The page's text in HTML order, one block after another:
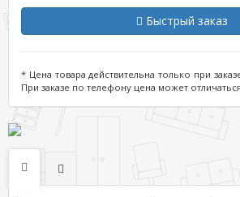
Быстрый заказ
* Цена товара действительна только при
При заказе по телефону цена может